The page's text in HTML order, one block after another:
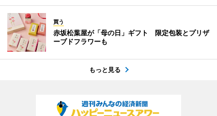
買う
赤坂松葉屋が「母の日」ギフト 限定包装とプリザ
ーブドフラワーも
もっと見る